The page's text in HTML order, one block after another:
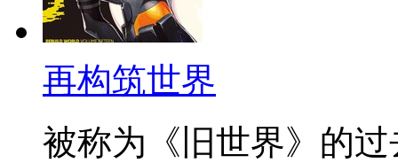
再构筑世界
被称为《旧世界》的过